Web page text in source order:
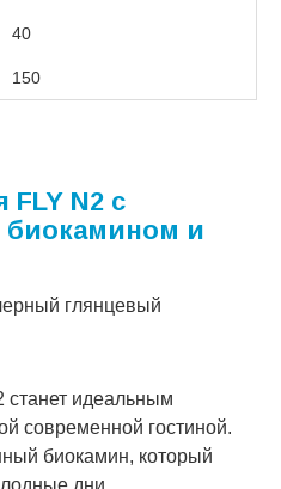
40
150
FLY N2 с
биокамином и
глянцевый
станет идеальным
современной гостиной.
биокамин, который
дни.